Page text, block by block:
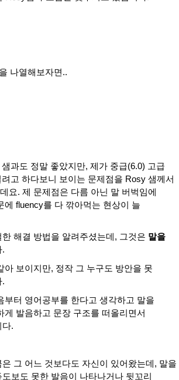
나열해보자면..
과도 정말 좋았지만, 제가 중급(6.0) 고급
고 하다보니 보이는 문제점을 Rosy 샘께서
요. 제 문제점은 다름 아닌 말 버벅임에
에 fluency를 다 깎아먹는 현상이 늘
해결 방법을 알려주셨는데, 그것은 말을
.
아 보이지만, 정작 그 누구도 방안을 못
.
부터 영어공부를 한다고 생각하고 말을
게 발음하고 문장 구조를 떠올리면서
다.
그 어느 것보다도 자신이 있어왔는데, 말을
보도 못한 발음이 나타나거나 뒷꼬리